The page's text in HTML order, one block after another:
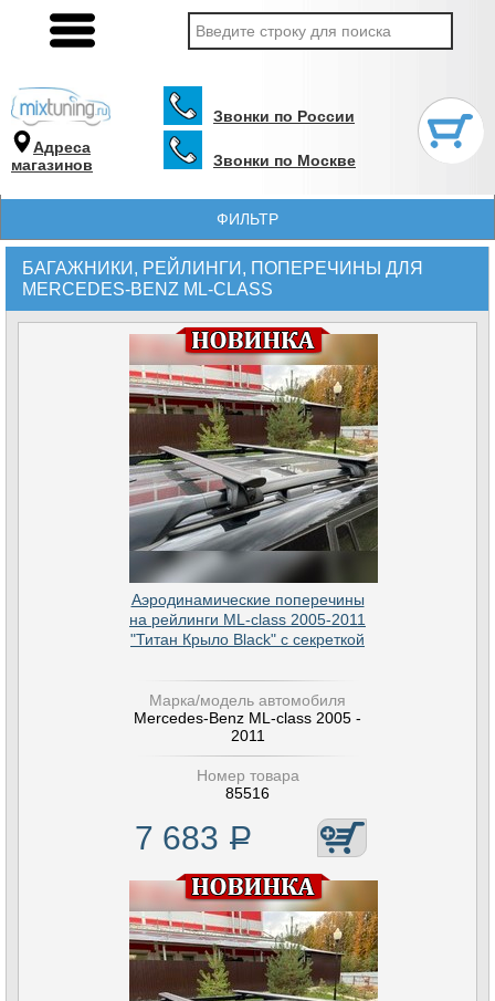
Адреса
магазинов
Звонки по России
Звонки по Москве
ФИЛЬТР
БАГАЖНИКИ, РЕЙЛИНГИ, ПОПЕРЕЧИНЫ ДЛЯ
MERCEDES-BENZ ML-CLASS
Аэродинамические поперечины
на рейлинги ML-class 2005-2011
"Титан Крыло Black" с секреткой
Марка/модель автомобиля
Mercedes-Benz ML-class 2005 -
2011
Номер товара
85516
7 683 Р